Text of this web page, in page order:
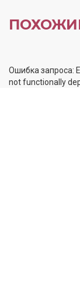
Ошибка запроса:
not functionally